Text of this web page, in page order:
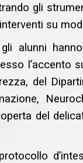
gli
su
gli alunni
l’accento
del
del
protocollo